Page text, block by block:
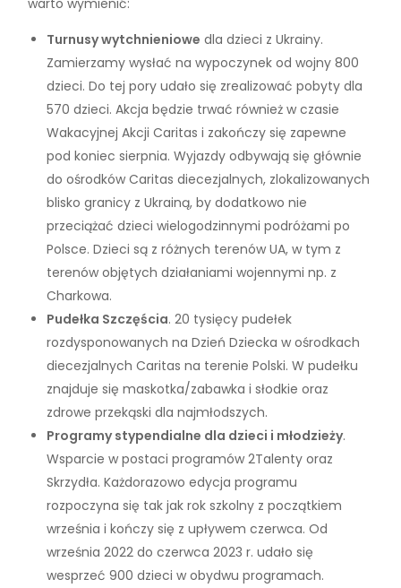
Turnusy wytchnieniowe dla dzieci z Ukrainy.
Zamierzamy wysłać na wypoczynek od wojny 800
dzieci. Do tej pory udało się zrealizować pobyty dla
570 dzieci. Akcja będzie trwać również w czasie
Wakacyjnej Akcji Caritas i zakończy się zapewne
pod koniec sierpnia. Wyjazdy odbywają się głównie
do ośrodków Caritas diecezjalnych, zlokalizowanych
blisko granicy z Ukrainą, by dodatkowo nie
przeciążać dzieci wielogodzinnymi podróżami po
Polsce. Dzieci są z różnych terenów UA, w tym z
terenów objętych działaniami wojennymi np. z
Charkowa.
Pudełka Szczęścia. 20 tysięcy pudełek
rozdysponowanych na Dzień Dziecka w ośrodkach
diecezjalnych Caritas na terenie Polski. W pudełku
znajduje się maskotka/zabawka i słodkie oraz
zdrowe przekąski dla najmłodszych.
Programy stypendialne dla dzieci i młodzieży.
Wsparcie w postaci programów 2Talenty oraz
Skrzydła. Każdorazowo edycja programu
rozpoczyna się tak jak rok szkolny z początkiem
września i kończy się z upływem czerwca. Od
września 2022 do czerwca 2023 r. udało się
wesprzeć 900 dzieci w obydwu programach.